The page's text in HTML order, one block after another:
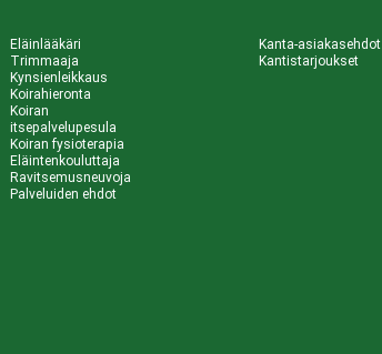
Eläinlääkäri
Trimmaaja
Kynsienleikkaus
Koirahieronta
Koiran
itsepalvelupesula
Koiran fysioterapia
Eläintenkouluttaja
Ravitsemusneuvoja
Palveluiden ehdot
Kanta-asiakasehdot
Kantistarjoukset